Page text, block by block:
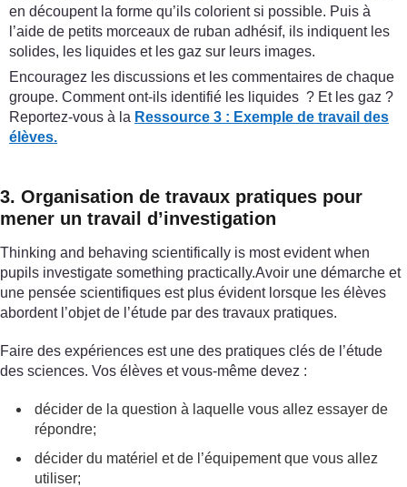
en découpent la forme qu’ils colorient si possible. Puis à
l’aide de petits morceaux de ruban adhésif, ils indiquent les
solides, les liquides et les gaz sur leurs images.
Encouragez les discussions et les commentaires de chaque
groupe. Comment ont-ils identifié les liquides ? Et les gaz ?
Reportez-vous à la Ressource 3 : Exemple de travail des
élèves.
3. Organisation de travaux pratiques pour
mener un travail d’investigation
Thinking and behaving scientifically is most evident when
pupils investigate something practically.Avoir une démarche et
une pensée scientifiques est plus évident lorsque les élèves
abordent l’objet de l’étude par des travaux pratiques.
Faire des expériences est une des pratiques clés de l’étude
des sciences. Vos élèves et vous-même devez :
décider de la question à laquelle vous allez essayer de
répondre;
décider du matériel et de l’équipement que vous allez
utiliser;